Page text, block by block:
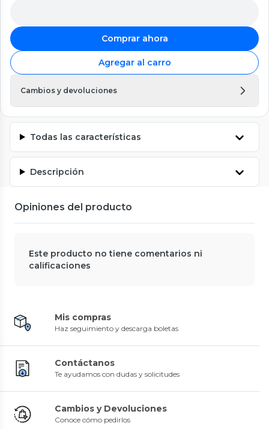
Comprar ahora
Agregar al carro
Cambios y devoluciones
Todas las características
Descripción
Opiniones del producto
Este producto no tiene comentarios ni
calificaciones
Mis compras
Haz seguimiento y descarga boletas
Contáctanos
Te ayudamos con dudas y solicitudes
Cambios y Devoluciones
Conoce cómo pedirlos